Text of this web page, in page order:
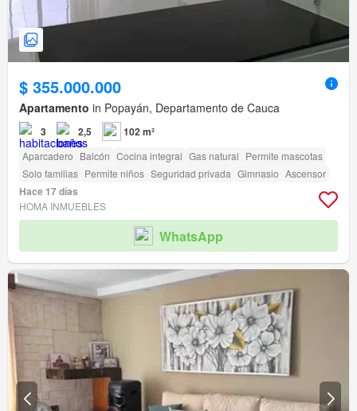
$ 355.000.000
Apartamento in Popayán, Departamento de Cauca
3 2,5 102 m²
Aparcadero Balcón Cocina integral Gas natural Permite mascotas
Solo familias Permite niños Seguridad privada Gimnasio Ascensor
Hace 17 días
HOMA INMUEBLES
WhatsApp